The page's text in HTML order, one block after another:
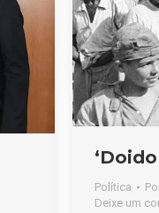
Política
Deixe um